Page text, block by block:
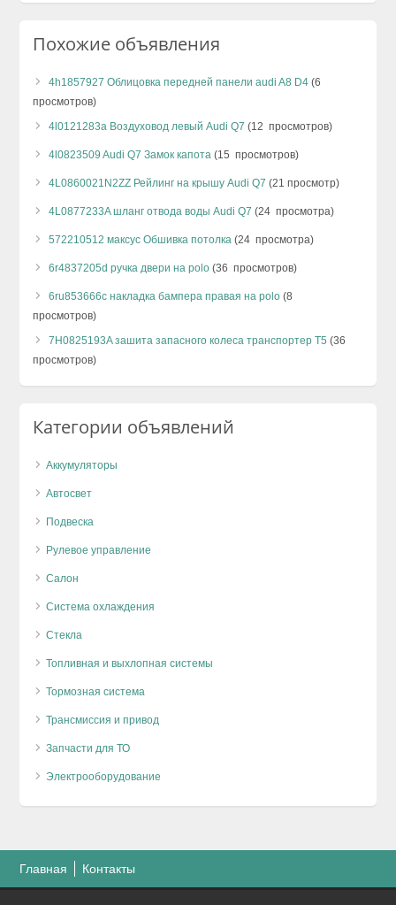
Похожие объявления
4h1857927 Облицовка передней панели audi A8 D4 (6
просмотров)
4l0121283a Воздуховод левый Audi Q7 (12 просмотров)
4l0823509 Audi Q7 Замок капота (15 просмотров)
4L0860021N2ZZ Рейлинг на крышу Audi Q7 (21 просмотр)
4L0877233A шланг отвода воды Audi Q7 (24 просмотра)
572210512 максус Обшивка потолка (24 просмотра)
6r4837205d ручка двери на polo (36 просмотров)
6ru853666c накладка бампера правая на polo (8
просмотров)
7H0825193A зашита запасного колеса транспортер Т5 (36
просмотров)
Категории объявлений
Аккумуляторы
Автосвет
Подвеска
Рулевое управление
Салон
Система охлаждения
Стекла
Топливная и выхлопная системы
Тормозная система
Трансмиссия и привод
Запчасти для ТО
Электрооборудование
Главная Контакты